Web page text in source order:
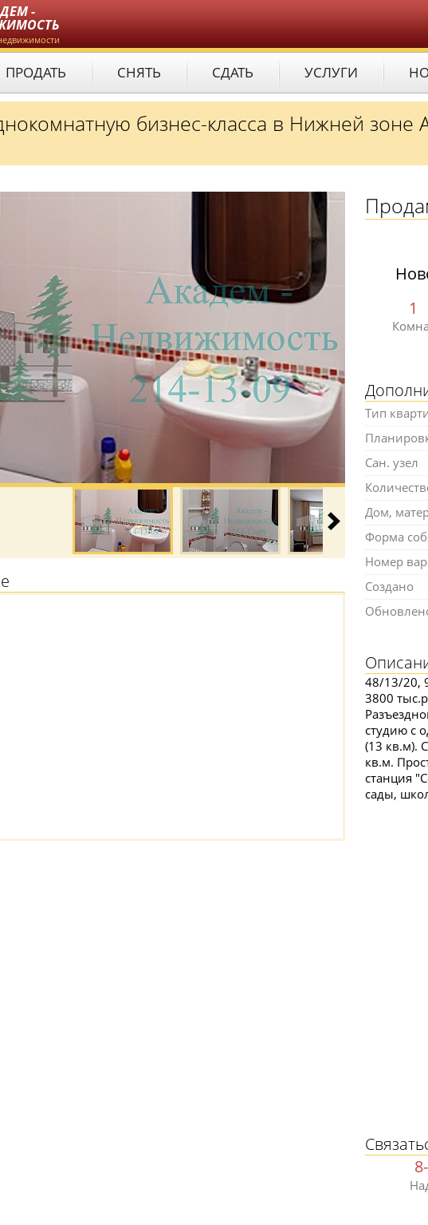
-
ПРОДАТЬ СНЯТЬ СДАТЬ УСЛУГИ
бизнес-класса в Нижней зоне
1
Тип
Сан. узел
Дом,
Форма
Номер
Создано
48/13/20,
3800
студию с
(13 кв.м).
кв.м.
станция
сады,